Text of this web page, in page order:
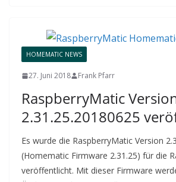
HOMEMATIC NEWS
27. Juni 2018 Frank Pfarr
RaspberryMatic
2.31.25.20180625
Es wurde die RaspberryMatic Version
(Homematic Firmware 2.31.25) für die
veröffentlicht. Mit dieser Firmware